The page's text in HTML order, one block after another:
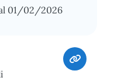
01/02/2026